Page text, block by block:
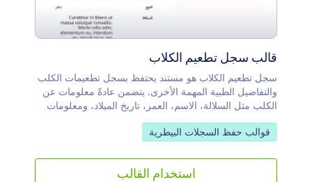
قالب سجل تطعيم الكلاب
سجل تطعيم الكلاب هو مستند يحتفظ بسجل تطعيمات الكلب
والتفاصيل الطبية المهمة الأخرى. يتضمن عادةً معلومات عن
الكلب مثل السلالة، الاسم، العمر، تاريخ الميلاد، ومعلومات
الاتصال بالمالك. ويشمل قسم التطعيمات تواريخ التطعيم، نوع
اللقاح الذي تلقاه، ومعلومات عن العمليات الأخرى التي خضع
هذا؟ لا مشكلة! مع أداة Jotform سهلة الاستخدام، يصبح
تخصيص نماذجك أمرًا بسيطًا. يمكنك السحب والإفلات لإضافة
انتقل إلى الفئة:
قوالب حفظ السجلات البيطرية
استخدام القالب